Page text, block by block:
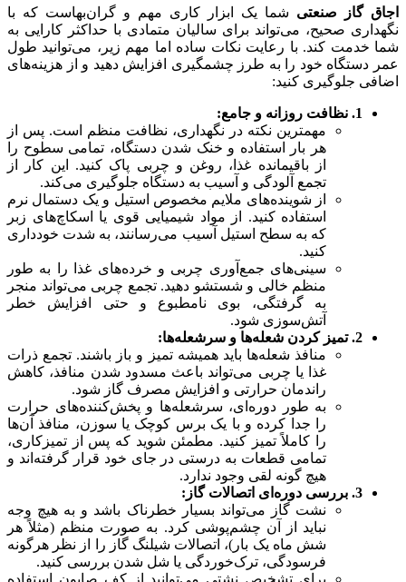
اجاق گاز صنعتی شما یک ابزار کاری مهم و گران‌بهاست که با
نگهداری صحیح، می‌تواند برای سالیان متمادی با حداکثر کارایی به
شما خدمت کند. با رعایت نکات ساده اما مهم زیر، می‌توانید طول
عمر دستگاه خود را به طرز چشمگیری افزایش دهید و از هزینه‌های
اضافی جلوگیری کنید:
1. نظافت روزانه و جامع:
مهمترین نکته در نگهداری، نظافت منظم است. پس از
هر بار استفاده و خنک شدن دستگاه، تمامی سطوح را
از باقیمانده غذا، روغن و چربی پاک کنید. این کار از
تجمع آلودگی و آسیب به دستگاه جلوگیری می‌کند.
از شوینده‌های ملایم مخصوص استیل و یک دستمال نرم
استفاده کنید. از مواد شیمیایی قوی یا اسکاچ‌های زبر
که به سطح استیل آسیب می‌رسانند، به شدت خودداری
کنید.
سینی‌های جمع‌آوری چربی و خرده‌های غذا را به طور
منظم خالی و شستشو دهید. تجمع چربی می‌تواند منجر
به گرفتگی، بوی نامطبوع و حتی افزایش خطر
آتش‌سوزی شود.
2. تمیز کردن شعله‌ها و سرشعله‌ها:
منافذ شعله‌ها باید همیشه تمیز و باز باشند. تجمع ذرات
غذا یا چربی می‌تواند باعث مسدود شدن منافذ، کاهش
راندمان حرارتی و افزایش مصرف گاز شود.
به طور دوره‌ای، سرشعله‌ها و پخش‌کننده‌های حرارت
را جدا کرده و با یک برس کوچک یا سوزن، منافذ آن‌ها
را کاملاً تمیز کنید. مطمئن شوید که پس از تمیزکاری،
تمامی قطعات به درستی در جای خود قرار گرفته‌اند و
هیچ گونه لقی وجود ندارد.
3. بررسی دوره‌ای اتصالات گاز:
نشت گاز می‌تواند بسیار خطرناک باشد و به هیچ وجه
نباید از آن چشم‌پوشی کرد. به صورت منظم (مثلاً هر
شش ماه یک بار)، اتصالات شیلنگ گاز را از نظر هرگونه
فرسودگی، ترک‌خوردگی یا شل شدن بررسی کنید.